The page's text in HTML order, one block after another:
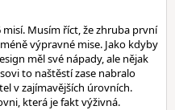
Musím říct, že zhruba první
výpravné mise. Jako kdyby
měl své nápady, ale nějak
to naštěstí zase nabralo
v zajímavějších úrovních.
která je fakt výživná.